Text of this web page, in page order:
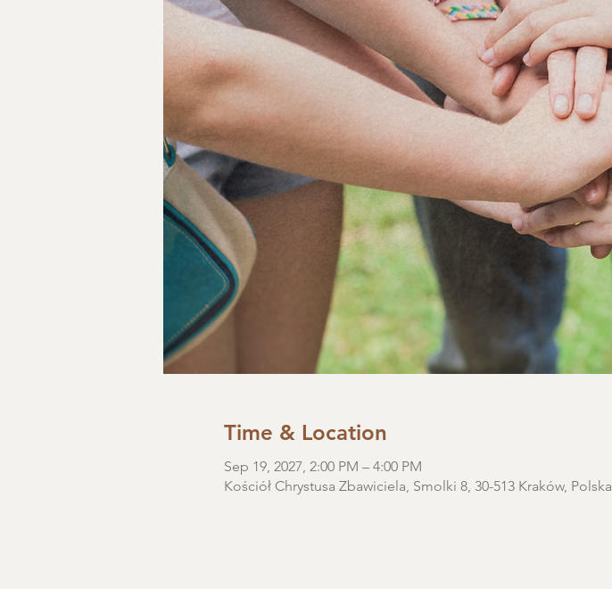
Time & Location
Sep 19, 2027, 2:00 PM – 4:00 PM
Kościół Chrystusa Zbawiciela, Smolki 8, 30-513 Kraków, Polska